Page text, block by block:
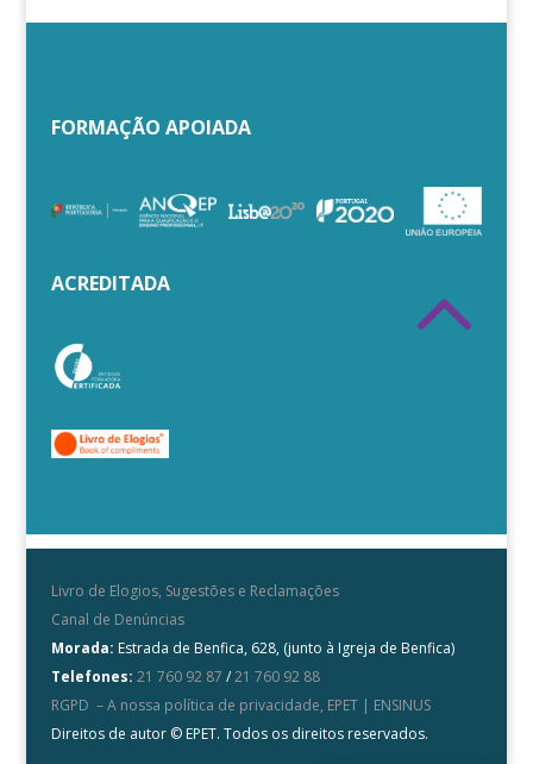
FORMAÇÃO APOIADA
ACREDITADA 2
Livro de Elogios, Sugestões e Reclamações
Canal de Denúncias
Morada: Estrada de Benfica, 628, (junto à Igreja de Benfica)
Telefones: 21 760 92 87 /21 760 92 88
RGPD – A nossa política de privacidade, EPET | ENSINUS
Direitos de autor © EPET. Todos os direitos reservados.